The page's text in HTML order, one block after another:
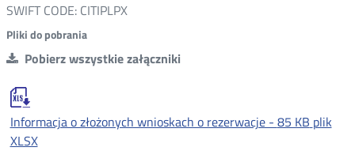
SWIFT CODE: CITIPLPX
Pliki do pobrania
Pobierz wszystkie załączniki
Informacja o złożonych wnioskach o rezerwacje - 85 KB plik
XLSX